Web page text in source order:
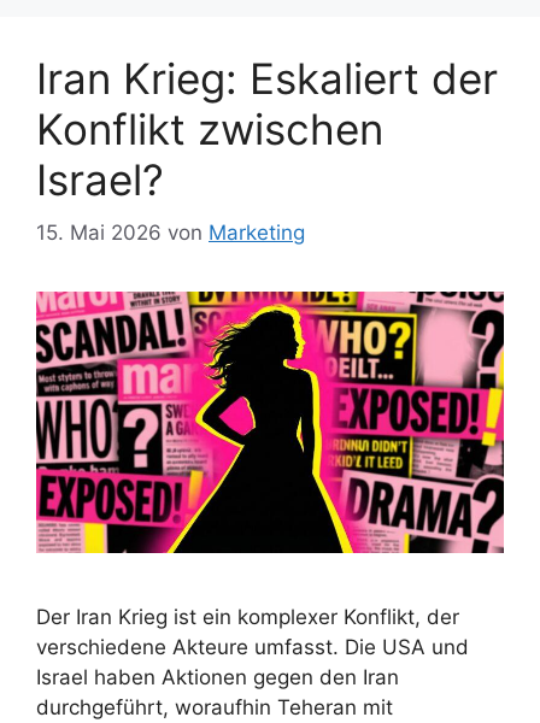
Iran Krieg: Eskaliert der
Konflikt zwischen
Israel?
15. Mai 2026 von Marketing
Der Iran Krieg ist ein komplexer Konflikt, der
verschiedene Akteure umfasst. Die USA und
Israel haben Aktionen gegen den Iran
durchgeführt, woraufhin Teheran mit